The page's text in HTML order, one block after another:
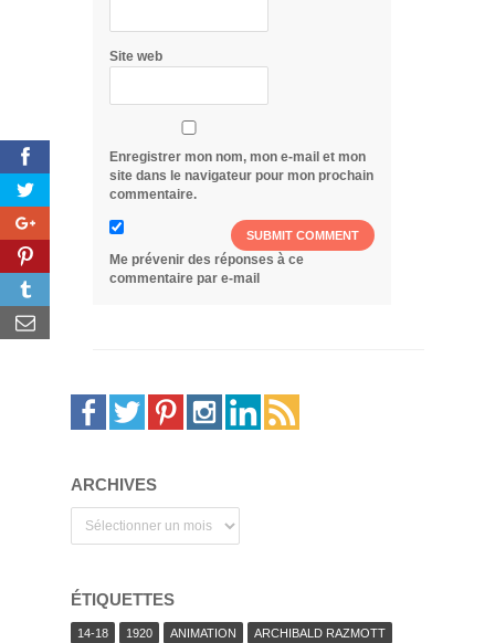
Site web
Enregistrer mon nom, mon e-mail et mon
site dans le navigateur pour mon prochain
commentaire.
Me prévenir des réponses à ce
commentaire par e-mail
ARCHIVES
ÉTIQUETTES
14-18 1920 ANIMATION
ARCHIBALD RAZMOTT